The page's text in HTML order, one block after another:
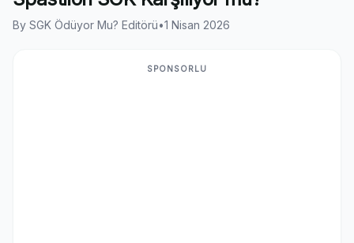
By SGK Ödüyor Mu? Editörü•1 Nisan 2026
SPONSORLU